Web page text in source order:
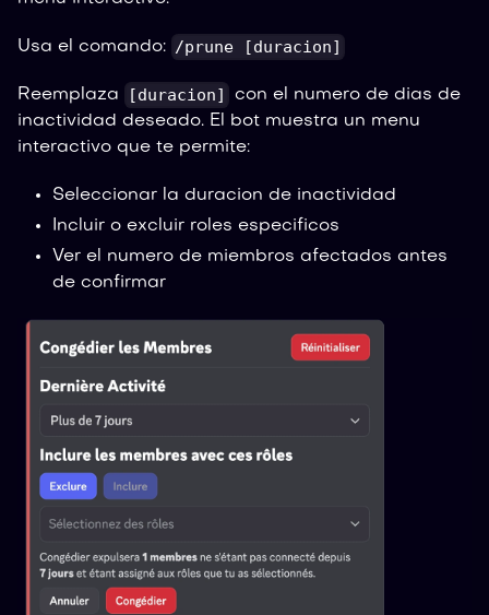
Usa el comando: /prune [duracion]
Reemplaza [duracion]
con el numero de dias de
inactividad deseado. El bot muestra un menu
interactivo que te permite:
Seleccionar la duracion de inactividad
Incluir o excluir roles especificos
Ver el numero de miembros afectados antes
de confirmar